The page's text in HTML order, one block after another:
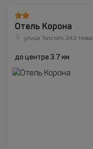
Отель Корона
улица Толстого, 242,
до центра 3.7 км